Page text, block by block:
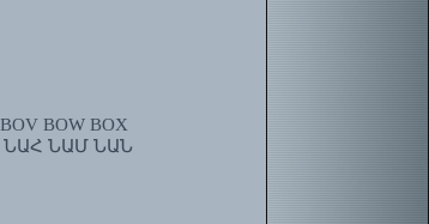
BOV BOW BOX
ՆԱՀ ՆԱՄ ՆԱՆ